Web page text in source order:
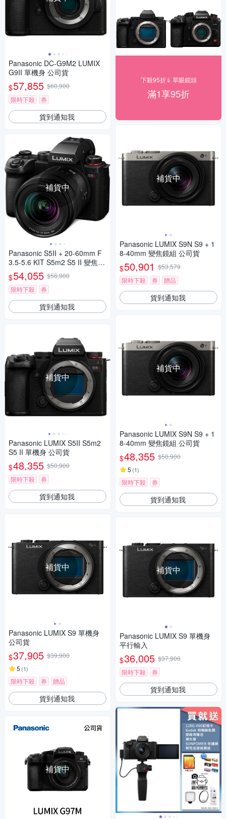
Panasonic DC-G9M2 LUMIX
G9II 單機身 公司貨
$57,855 $60,900
限時下殺
券
貨到通知我
補貨中
Panasonic S5II + 20-60mm F
3.5-5.6 KIT S5m2 S5 II 變焦鏡
組 公司貨
$54,055 $56,900
限時下殺
券
貨到通知我
補貨中
Panasonic LUMIX S5II S5m2
S5 II 單機身 公司貨
$48,355 $50,900
限時下殺
券
貨到通知我
補貨中
Panasonic LUMIX S9 單機身
公司貨
$37,905 $39,900
5 (1)
限時下殺 券 贈品
貨到通知我
補貨中
下殺95折⇓ 單眼鏡頭
滿1享95折
補貨中
Panasonic LUMIX S9N S9 + 1
8-40mm 變焦鏡組 公司貨
$50,901 $53,579
限時下殺
券 贈品
貨到通知我
補貨中
Panasonic LUMIX S9N S9 + 1
8-40mm 變焦鏡組 公司貨
$48,355 $50,900
5 (1)
限時下殺 券
貨到通知我
補貨中
Panasonic LUMIX S9 單機身
平行輸入
$36,005 $37,900
限時下殺
券
貨到通知我